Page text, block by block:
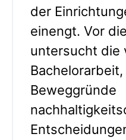
der
einengt. Vor
untersucht die
Beweggründe